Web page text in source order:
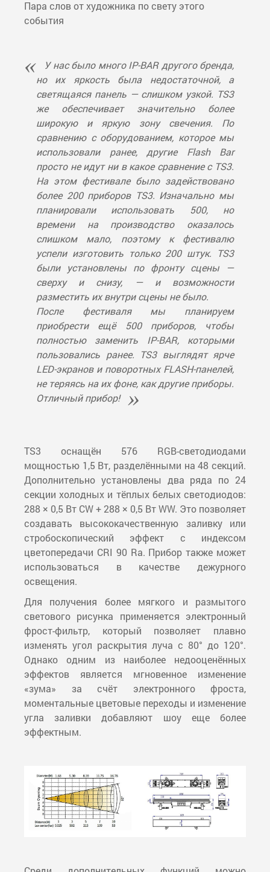
Пара слов от художника по свету этого
события
У нас было много IP-BAR другого бренда,
но их яркость была недостаточной, а
светящаяся панель — слишком узкой. TS3
же обеспечивает значительно более
широкую и яркую зону свечения. По
сравнению с оборудованием, которое мы
использовали ранее, другие Flash Bar
просто не идут ни в какое сравнение с TS3.
На этом фестивале было задействовано
более 200 приборов TS3. Изначально мы
планировали использовать 500, но
времени на производство оказалось
слишком мало, поэтому к фестивалю
успели изготовить только 200 штук. TS3
были установлены по фронту сцены —
сверху и снизу, — и возможности
разместить их внутри сцены не было.
После фестиваля мы планируем
приобрести ещё 500 приборов, чтобы
полностью заменить IP-BAR, которыми
пользовались ранее. TS3 выглядят ярче
LED-экранов и поворотных FLASH-панелей,
не теряясь на их фоне, как другие приборы.
Отличный прибор!
TS3 оснащён 576 RGB-светодиодами
мощностью 1,5 Вт, разделёнными на 48 секций.
Дополнительно установлены два ряда по 24
секции холодных и тёплых белых светодиодов:
288 × 0,5 Вт CW + 288 × 0,5 Вт WW. Это позволяет
создавать высококачественную заливку или
стробоскопический эффект с индексом
цветопередачи CRI 90 Ra. Прибор также может
использоваться в качестве дежурного
освещения.
Для получения более мягкого и размытого
светового рисунка применяется электронный
фрост-фильтр, который позволяет плавно
изменять угол раскрытия луча с 80° до 120°.
Однако одним из наиболее недооценённых
эффектов является мгновенное изменение
«зума» за счёт электронного фроста,
моментальные цветовые переходы и изменение
угла заливки добавляют шоу еще более
эффектным.